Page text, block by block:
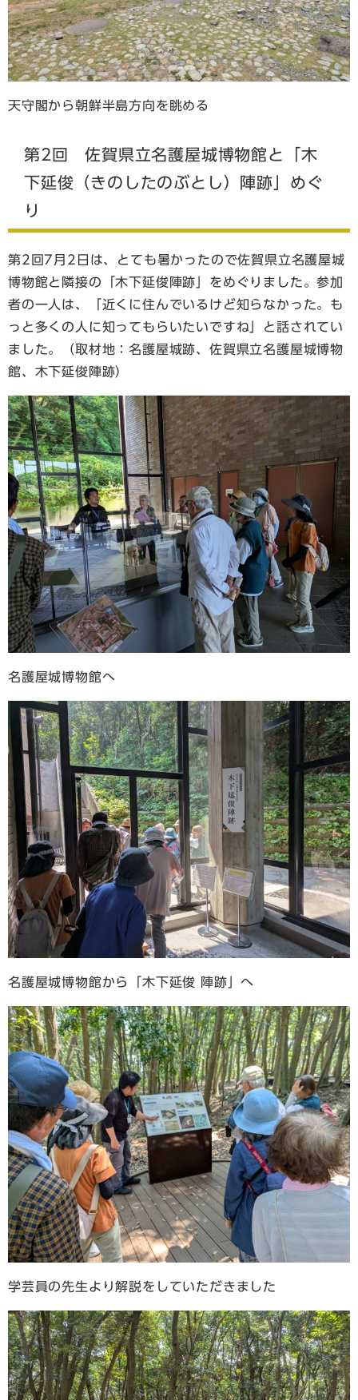
天守閣から朝鮮半島方向を眺める
第2回 佐賀県立名護屋城博物館と「木
下延俊（きのしたのぶとし）陣跡」めぐ
り
第2回7月2日は、とても暑かったので佐賀県立名護屋城
博物館と隣接の「木下延俊陣跡」をめぐりました。参加
者の一人は、「近くに住んでいるけど知らなかった。も
っと多くの人に知ってもらいたいですね」と話されてい
ました。（取材地：名護屋城跡、佐賀県立名護屋城博物
館、木下延俊陣跡）
名護屋城博物館へ
名護屋城博物館から「木下延俊 陣跡」へ
学芸員の先生より解説をしていただきました